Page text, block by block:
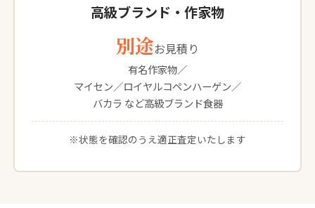
高級ブランド・作家物
別途お見積り
有名作家物／
マイセン／ロイヤルコペンハーゲン／
バカラ など高級ブランド食器
※状態を確認のうえ適正査定いたします